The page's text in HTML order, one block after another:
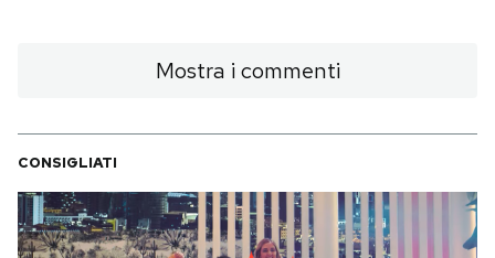
Mostra i commenti
CONSIGLIATI